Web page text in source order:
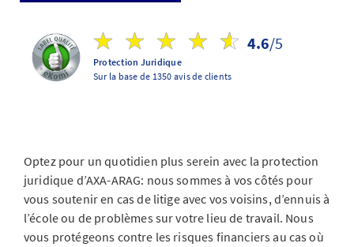
4.6/5
Protection Juridique
Sur la base de 1350 avis de clients
Optez pour un quotidien plus serein avec la protection
juridique d’AXA-ARAG: nous sommes à vos côtés pour
vous soutenir en cas de litige avec vos voisins, d’ennuis à
l’école ou de problèmes sur votre lieu de travail. Nous
vous protégeons contre les risques financiers au cas où